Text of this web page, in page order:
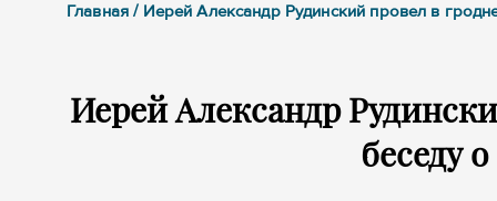
Главная / Иерей Александр Рудинский провел в
Иерей Александр
беседу